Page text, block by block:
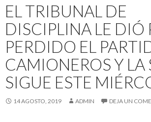
EL TRIBUNAL DE
DISCIPLINA LE DIÓ
PERDIDO EL
CAMIONEROS Y LA
SIGUE ESTE
14 AGOSTO, 2019 ADMIN DEJA UN